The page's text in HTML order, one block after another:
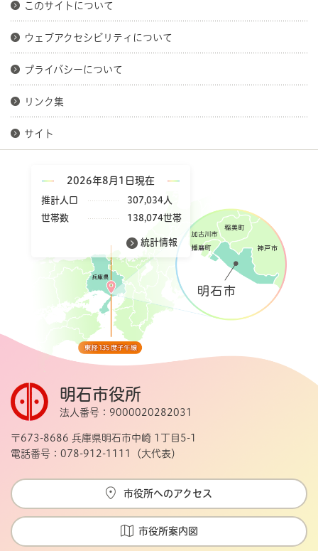
このサイトについて
ウェブアクセシビリティについて
プライバシーについて
リンク集
サイト
2026年8月1日現在
推計人口
307,034人
世帯数
138,074世帯
統計情報
明石市役所
法人番号：9000020282031
〒673-8686 兵庫県明石市中崎 1丁目5-1
電話番号：078-912-1111（大代表）
市役所へのアクセス
市役所案内図